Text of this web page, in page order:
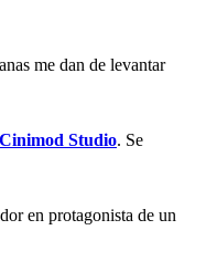
me dan de levantar
Cinimod Studio. Se
en protagonista de un